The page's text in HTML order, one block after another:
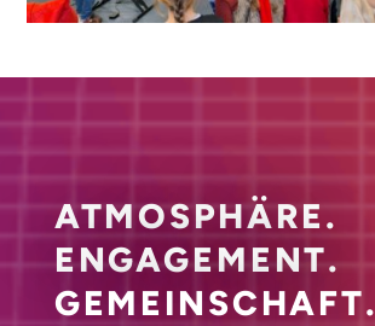
ATMOSPHÄRE.
ENGAGEMENT.
GEMEINSCHAFT.